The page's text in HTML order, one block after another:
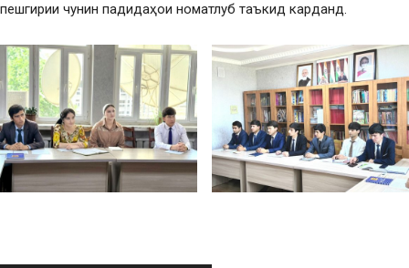
пешгирии чунин падидаҳои номатлуб таъкид карданд.